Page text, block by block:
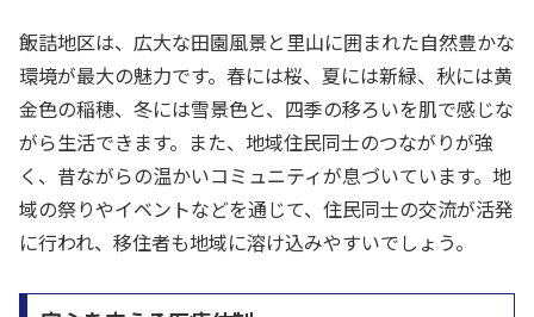
飯詰地区は、広大な田園風景と里山に囲まれた自然豊かな
環境が最大の魅力です。春には桜、夏には新緑、秋には黄
金色の稲穂、冬には雪景色と、四季の移ろいを肌で感じな
がら生活できます。また、地域住民同士のつながりが強
く、昔ながらの温かいコミュニティが息づいています。地
域の祭りやイベントなどを通じて、住民同士の交流が活発
に行われ、移住者も地域に溶け込みやすいでしょう。